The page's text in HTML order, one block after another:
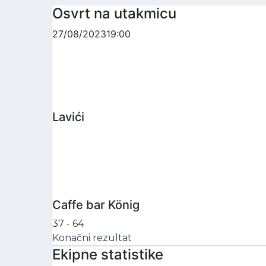
Osvrt na utakmicu
27/08/202319:00
Lavići
Caffe bar König
37 - 64
Konačni rezultat
Ekipne statistike